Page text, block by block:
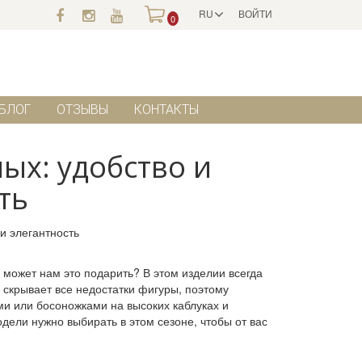
ВОЙТИ
RU
0
ОТЗЫВЫ КОНТАКТЫ
удобство и
нам это подарить? В этом изделии всегда
все недостатки фигуры, поэтому
или босоножками на высоких каблуках и
нужно выбирать в этом сезоне, чтобы от вас